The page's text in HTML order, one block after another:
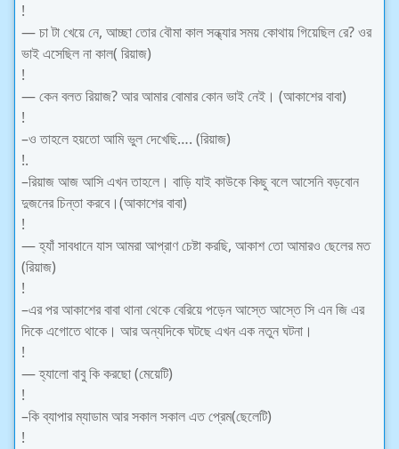
!
— চা টা খেয়ে নে, আচ্ছা তোর বৌমা কাল সন্ধ্যার সময় কোথায় গিয়েছিল রে? ওর
ভাই এসেছিল না কাল( রিয়াজ)
!
— কেন বলত রিয়াজ? আর আমার বোমার কোন ভাই নেই। (আকাশের বাবা)
!
–ও তাহলে হয়তো আমি ভুল দেখেছি…. (রিয়াজ)
!.
–রিয়াজ আজ আসি এখন তাহলে। বাড়ি যাই কাউকে কিছু বলে আসেনি বড়বোন
দুজনের চিন্তা করবে।(আকাশের বাবা)
!
— হ্যাঁ সাবধানে যাস আমরা আপ্রাণ চেষ্টা করছি, আকাশ তো আমারও ছেলের মত
(রিয়াজ)
!
–এর পর আকাশের বাবা থানা থেকে বেরিয়ে পড়েন আস্তে আস্তে সি এন জি এর
দিকে এগোতে থাকে। আর অন্যদিকে ঘটছে এখন এক নতুন ঘটনা।
!
— হ্যালো বাবু কি করছো (মেয়েটি)
!
–কি ব্যাপার ম্যাডাম আর সকাল সকাল এত প্রেম(ছেলেটি)
!